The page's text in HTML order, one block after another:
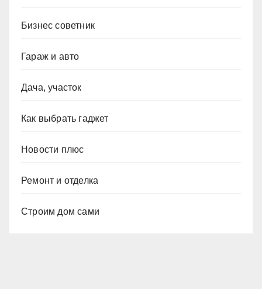
Бизнес советник
Гараж и авто
Дача, участок
Как выбрать гаджет
Новости плюс
Ремонт и отделка
Строим дом сами